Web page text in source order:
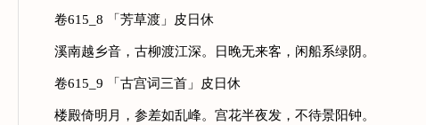
卷615_8 「芳草渡」皮日休
溪南越乡音，古柳渡江深。日晚无来客，闲船系绿阴。
卷615_9 「古宫词三首」皮日休
楼殿倚明月，参差如乱峰。宫花半夜发，不待景阳钟。